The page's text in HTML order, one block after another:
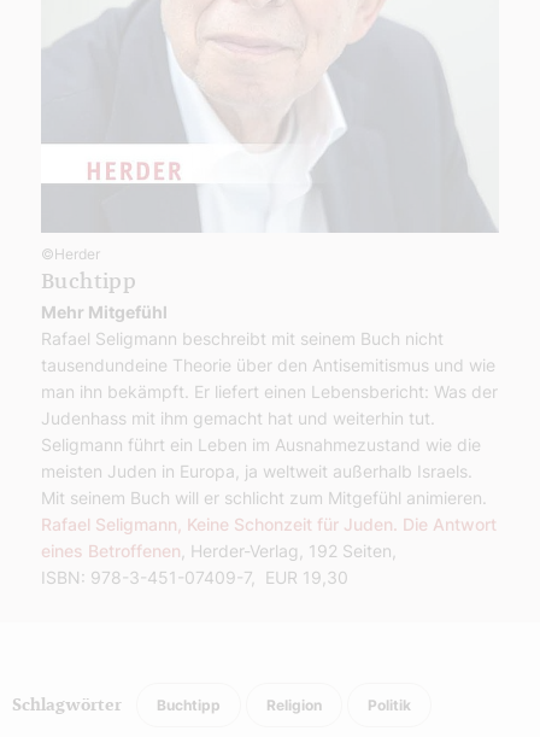
©Herder
Buchtipp
Mehr Mitgefühl
Rafael Seligmann beschreibt mit seinem Buch nicht
tausendundeine Theorie über den Antisemitismus und wie
man ihn bekämpft. Er liefert einen Lebensbericht: Was der
Judenhass mit ihm gemacht hat und weiterhin tut.
Seligmann führt ein Leben im Ausnahmezustand wie die
meisten Juden in Europa, ja weltweit außerhalb Israels.
Mit seinem Buch will er schlicht zum Mitgefühl animieren.
Rafael Seligmann, Keine Schonzeit für Juden. Die Antwort
eines Betroffenen , Herder-Verlag, 192 Seiten,
ISBN: 978-3-451-07409-7, EUR 19,30
Schlagwörter Buchtipp Religion Politik